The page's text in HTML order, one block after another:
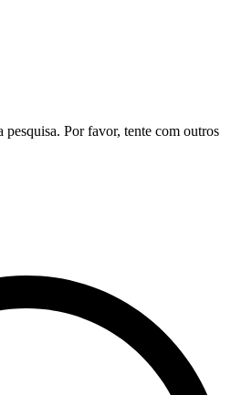
pesquisa. Por favor, tente com outros